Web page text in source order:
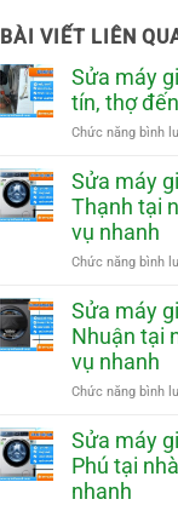
BÀI VIẾT LIÊN
Sửa máy
tín, thợ
Chức năng bình
Sửa máy
Thạnh tại
vụ nhanh
Chức năng bình
Sửa máy
Nhuận tại
vụ nhanh
Chức năng bình
Sửa máy
Phú tại
nhanh